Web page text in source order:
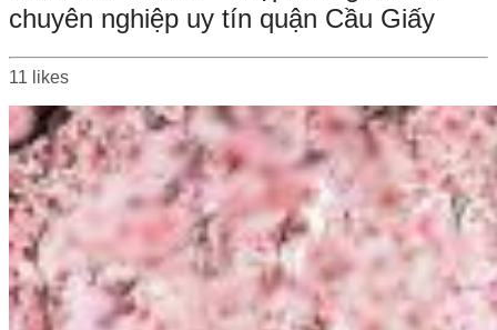
chuyên nghiệp uy tín quận Cầu Giấy
11 likes